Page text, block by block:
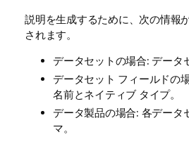
説明を生成するために、次の情報
されます。
データセットの場合: データ
データセット フィールドの
名前とネイティブ タイプ。
データ製品の場合: 各データ
マ。